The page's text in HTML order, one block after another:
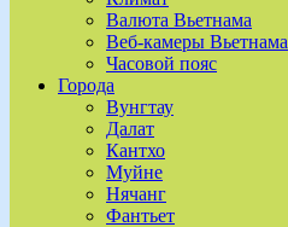
Валюта Вьетнама
Веб-камеры Вьетнама
Часовой пояс
Города
Вунгтау
Далат
Кантхо
Муйне
Нячанг
Фантьет